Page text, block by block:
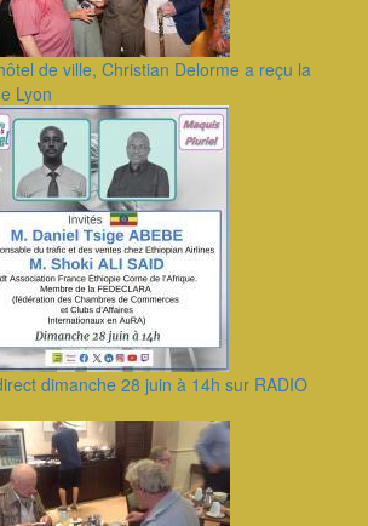
de ville, Christian Delorme a reçu la
Lyon
dimanche 28 juin à 14h sur RADIO